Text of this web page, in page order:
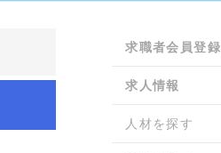
求職者会員登録
求人情報
人材を探す